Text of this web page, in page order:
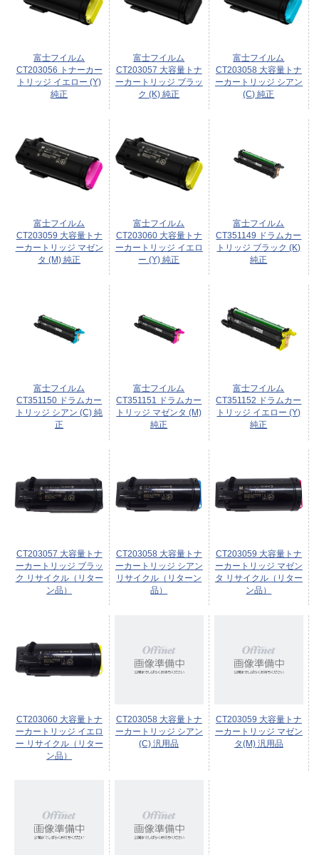
富士フイルム
CT203056 トナーカー
トリッジ イエロー (Y)
純正
富士フイルム
CT203057 大容量トナ
ーカートリッジ ブラッ
ク (K) 純正
富士フイルム
CT203058 大容量トナ
ーカートリッジ シアン
(C) 純正
富士フイルム
CT203059 大容量トナ
ーカートリッジ マゼン
タ (M) 純正
富士フイルム
CT203060 大容量トナ
ーカートリッジ イエロ
ー (Y) 純正
富士フイルム
CT351149 ドラムカー
トリッジ ブラック (K)
純正
富士フイルム
CT351150 ドラムカー
トリッジ シアン (C) 純
正
富士フイルム
CT351151 ドラムカー
トリッジ マゼンタ (M)
純正
富士フイルム
CT351152 ドラムカー
トリッジ イエロー (Y)
純正
CT203057 大容量トナ
ーカートリッジ ブラッ
ク リサイクル（リター
ン品）
CT203058 大容量トナ
ーカートリッジ シアン
リサイクル（リターン
品）
CT203059 大容量トナ
ーカートリッジ マゼン
タ リサイクル（リター
ン品）
CT203060 大容量トナ
ーカートリッジ イエロ
ー リサイクル（リター
ン品）
CT203058 大容量トナ
ーカートリッジ シアン
(C) 汎用品
CT203059 大容量トナ
ーカートリッジ マゼン
タ(M) 汎用品